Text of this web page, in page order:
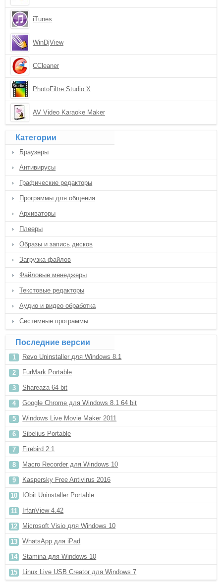
iTunes
WinDjView
CCleaner
PhotoFiltre Studio X
AV Video Karaoke Maker
Категории
Браузеры
Антивирусы
Графические редакторы
Программы для общения
Архиваторы
Плееры
Образы и запись дисков
Загрузка файлов
Файловые менеджеры
Текстовые редакторы
Аудио и видео обработка
Системные программы
Последние версии
Revo Uninstaller для Windows 8.1
FurMark Portable
Shareaza 64 bit
Google Chrome для Windows 8.1 64 bit
Windows Live Movie Maker 2011
Sibelius Portable
Firebird 2.1
Macro Recorder для Windows 10
Kaspersky Free Antivirus 2016
IObit Uninstaller Portable
IrfanView 4.42
Microsoft Visio для Windows 10
WhatsApp для iPad
Stamina для Windows 10
Linux Live USB Creator для Windows 7